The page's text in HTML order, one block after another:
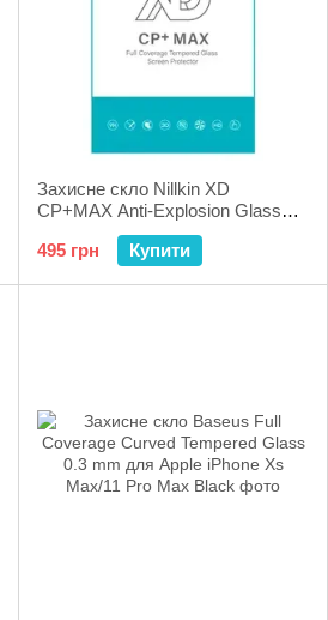
Захисне cкло Nillkin XD
CP+MAX Anti-Explosion Glass
Screen Protector для Apple
iPhone Xs Max/11 Pro Max Black
495 грн Купити